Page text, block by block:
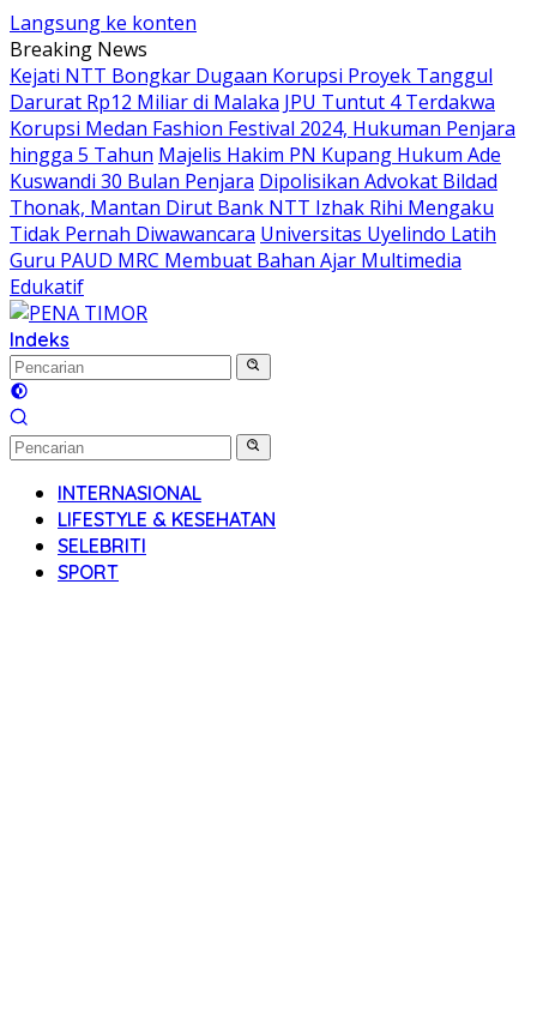
Langsung ke konten
Breaking News
Kejati NTT Bongkar Dugaan Korupsi Proyek Tanggul
Darurat Rp12 Miliar di Malaka JPU Tuntut 4 Terdakwa
Korupsi Medan Fashion Festival 2024, Hukuman Penjara
hingga 5 Tahun Majelis Hakim PN Kupang Hukum Ade
Kuswandi 30 Bulan Penjara Dipolisikan Advokat Bildad
Thonak, Mantan Dirut Bank NTT Izhak Rihi Mengaku
Tidak Pernah Diwawancara Universitas Uyelindo Latih
Guru PAUD MRC Membuat Bahan Ajar Multimedia
Edukatif
Indeks
INTERNASIONAL
LIFESTYLE & KESEHATAN
SELEBRITI
SPORT